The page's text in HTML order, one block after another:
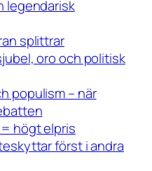
legendarisk
splittrar
oro och politisk
populism – när
högt elpris
först i andra